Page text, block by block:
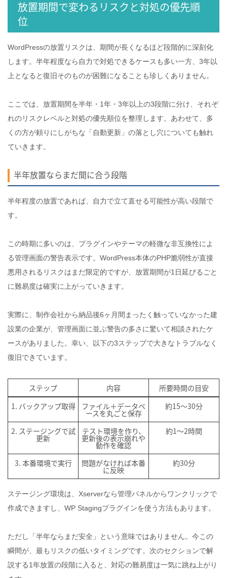
放置期間で変わるリスクと対処の優先順
位
WordPressの放置リスクは、期間が長くなるほど段階的に深刻化
します。半年程度なら自力で対処できるケースも多い一方、3年以
上となると復旧そのものが困難になることも珍しくありません。
ここでは、放置期間を半年・1年・3年以上の3段階に分け、それぞ
れのリスクレベルと対処の優先順位を整理します。あわせて、多
くの方が頼りにしがちな「自動更新」の落とし穴についても触れ
ていきます。
半年放置ならまだ間に合う段階
半年程度の放置であれば、自力で立て直せる可能性が高い段階で
す。
この時期に多いのは、プラグインやテーマの軽微な非互換性によ
る管理画面の警告表示です。WordPress本体のPHP脆弱性が直接
悪用されるリスクはまだ限定的ですが、放置期間が1日延びるごと
に難易度は確実に上がっていきます。
実際に、制作会社から納品後6ヶ月間まったく触っていなかった建
設業の企業が、管理画面に並ぶ警告の多さに驚いて相談されたケ
ースがありました。幸い、以下の3ステップで大きなトラブルなく
復旧できています。
ステップ 内容
所要時間の目安
1. バックアップ取得
ファイル＋データベ
ースを丸ごと保存
約15〜30分
2. ステージングで試
更新
テスト環境を作り、
更新後の表示崩れや
動作を確認
約1〜2時間
3. 本番環境で実行 問題がなければ本番
に反映
約30分
ステージング環境は、Xserverなら管理パネルからワンクリックで
作成できますし、WP Stagingプラグインを使う方法もあります。
ただし「半年ならまだ安全」という意味ではありません。今この
瞬間が、最もリスクの低いタイミングです。次のセクションで解
説する1年放置の段階に入ると、対応の難易度は一気に跳ね上がり